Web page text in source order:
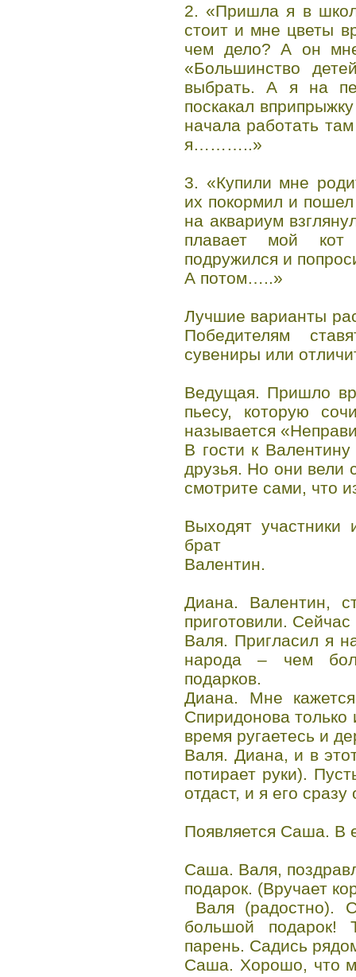
2. «Пришла я в
стоит и мне цветы
чем дело? А он
«Большинство
выбрать. А я на
поскакал
начала работать
я………..»
3. «Купили мне
их покормил и пошел
на аквариум
плавает мой
подружился и
А потом…..»
Лучшие варианты
Победителям
сувениры или
Ведущая. Пришло
пьесу, которую
называется
В гости к
друзья. Но они вели
смотрите сами, что
Выходят
брат
Валентин.
Диана. Валентин,
приготовили. Сейчас
Валя. Пригласил я
народа – чем
подарков.
Диана. Мне
Спиридонова только
время ругаетесь и
Валя. Диана, и в
потирает руки).
отдаст, и я его
Появляется Саша. В
Саша. Валя,
подарок. (Вручает
Валя (радостно).
большой подарок!
парень. Садись
Саша. Хорошо, что